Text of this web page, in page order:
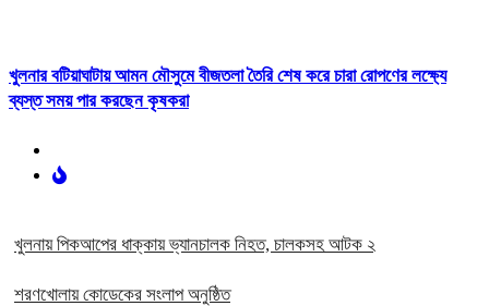
খুলনার বটিয়াঘাটায় আমন মৌসুমে বীজতলা তৈরি শেষ করে চারা রোপণের লক্ষ্যে
ব্যস্ত সময় পার করছেন কৃষকরা
খুলনায় পিকআপের ধাক্কায় ভ্যানচালক নিহত, চালকসহ আটক ২
শরণখোলায় কোডেকের সংলাপ অনুষ্ঠিত